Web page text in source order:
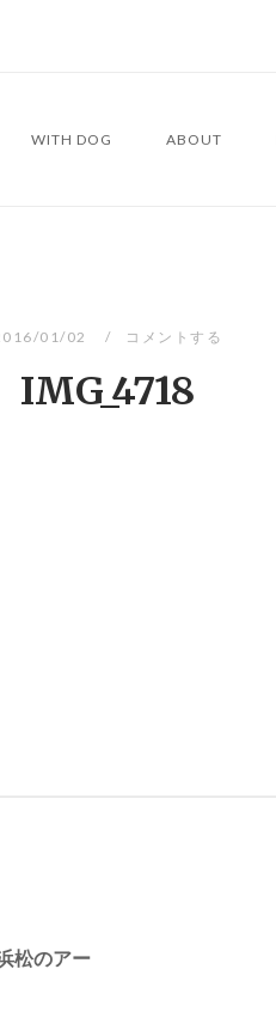
WITH DOG ABOUT
01/02 コメントする
IMG_4718
松のアー